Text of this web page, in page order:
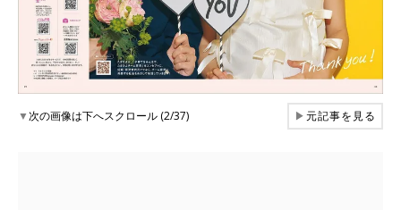
▼次の画像は下へスクロール (2/37) ▶元記事を見る